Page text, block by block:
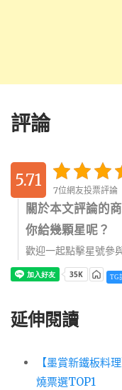
評論
5.71
428
5714
285
7
7位網友投票評論
關於本文評論的
你給幾顆星呢？
歡迎一起點擊星號參
TG
延伸閱讀
【墨賞新鐵板料
燒票選TOP1